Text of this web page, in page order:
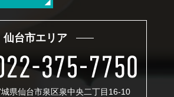
仙台市エリア
県仙台市泉区泉中央二丁目16-10